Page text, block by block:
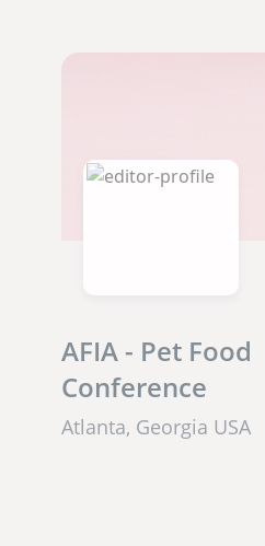
AFIA - Pet Food
Conference
Atlanta, Georgia USA